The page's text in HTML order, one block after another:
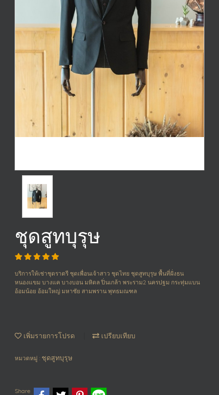
ชุดสูทบุรุษ
บริการให้เช่าชุดราตรี ชุดเพื่อนเจ้าสาว ชุดไทย ชุดสูทบุรุษ พื้นที่ฝั่งธน
หนองแขม บางแค บางบอน มหิดล ปิ่นเกล้า พระราม2 นครปฐม กระทุ่มแบน
อ้อมน้อย อ้อมใหญ่ มหาชัย สามพราน พุทธมณฑล
เพิ่มรายการโปรด เปรียบเทียบ
หมวดหมู่ : ชุดสูทบุรุษ
Share